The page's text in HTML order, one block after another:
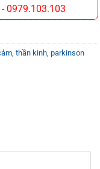
0979.103.103
thần kinh, parkinson